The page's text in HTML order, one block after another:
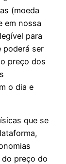
(moeda
em nossa
para
poderá ser
preço dos
o dia e
que se
preço do